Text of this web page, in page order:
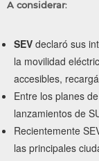
A considerar:
SEV declaró sus
la movilidad
accesibles,
Entre los planes
lanzamientos de
Recientemente
las principales